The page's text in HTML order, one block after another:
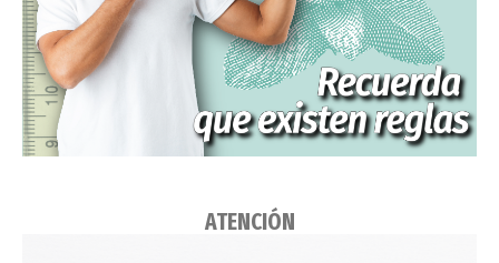
ATENCIÓN